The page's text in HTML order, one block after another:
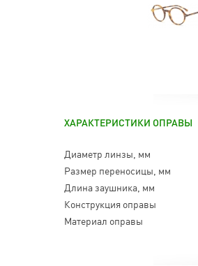
ХАРАКТЕРИСТИКИ ОПРАВЫ
Диаметр линзы, мм
Размер переносицы, мм
Длина заушника, мм
Конструкция оправы
Материал оправы